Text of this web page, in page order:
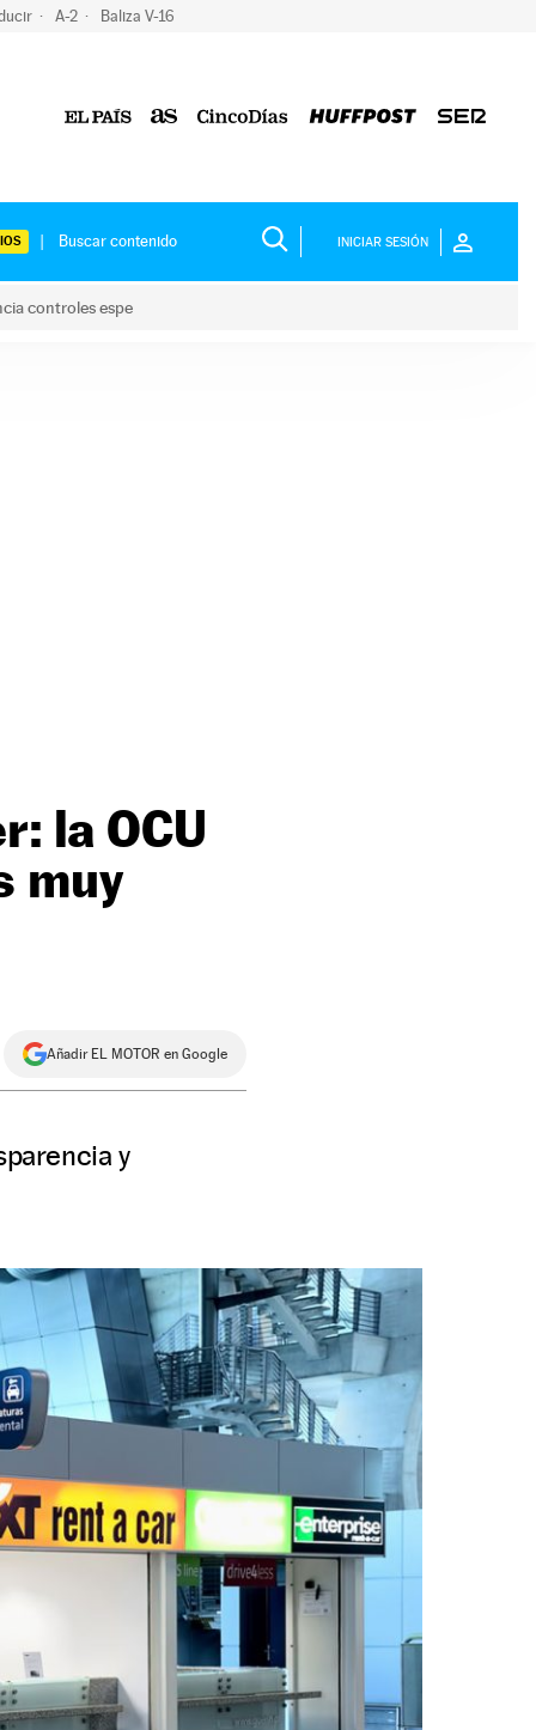
A-2 Baliza V-16
INICIAR SESIÓN
controles espe
la OCU
muy
Añadir EL MOTOR en Google
y